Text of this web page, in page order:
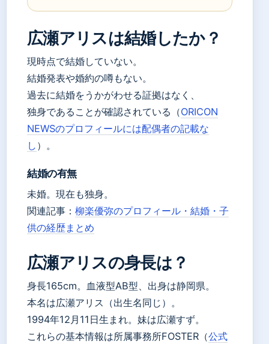
広瀬アリスは結婚したか？
現時点で結婚していない。
結婚発表や婚約の噂もない。
過去に結婚をうかがわせる証拠はなく、
独身であることが確認されている（ORICON
NEWSのプロフィールには配偶者の記載な
し ）。
結婚の有無
未婚。現在も独身。
関連記事： 柳楽優弥のプロフィール・結婚・子
供の経歴まとめ
広瀬アリスの身長は？
身長165cm。血液型AB型、出身は静岡県。
本名は広瀬アリス（出生名同じ）。
1994年12月11日生まれ。妹は広瀬すず。
これらの基本情報は所属事務所FOSTER（公式